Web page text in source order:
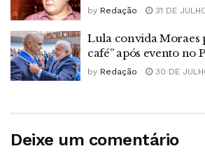
by Redação 31 DE
Lula convida Moraes
café” após evento no
by Redação 30 DE
Deixe um comentário